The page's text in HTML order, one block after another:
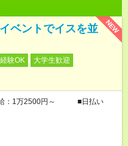
NEW
ベントでイスを並
験OK
大学生歓迎
給：1万2500円～ ■日払い